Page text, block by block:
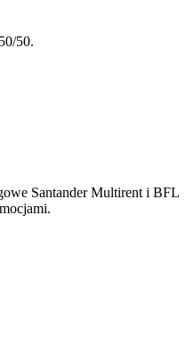
50.
Santander Multirent i BFL